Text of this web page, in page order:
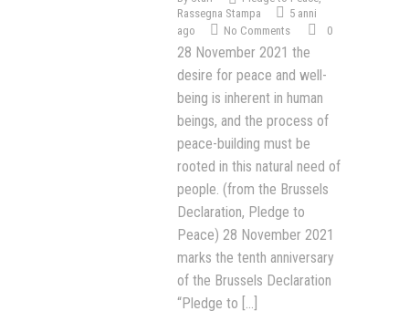
Rassegna Stampa
5 anni
ago
No Comments 0
28 November 2021 the
desire for peace and well-
being is inherent in human
beings, and the process of
peace-building must be
rooted in this natural need of
people. (from the Brussels
Declaration, Pledge to
Peace) 28 November 2021
marks the tenth anniversary
of the Brussels Declaration
“Pledge to [...]